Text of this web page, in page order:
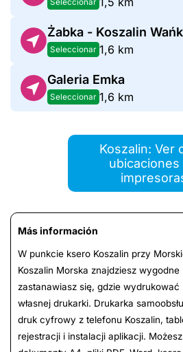
Żabka - Koszalin
Seleccionar 1,6 km
Galeria Emka
Seleccionar 1,6 km
Koszalin: Ver
ubicaciones
Más información
W punkcie ksero Koszalin przy
Koszalin Morska znajdziesz
zastanawiasz się, gdzie wydrukować
własnej drukarki. Drukarka
druk cyfrowy z telefonu Koszalin,
rejestracji i instalacji aplikacji.